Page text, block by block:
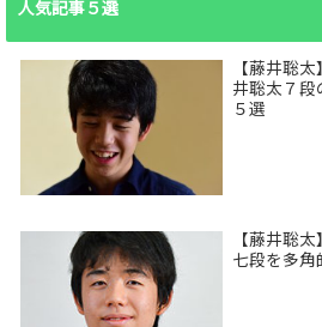
人気記事５選
【藤井聡
井聡太７段
５選
【藤井聡
七段を多角